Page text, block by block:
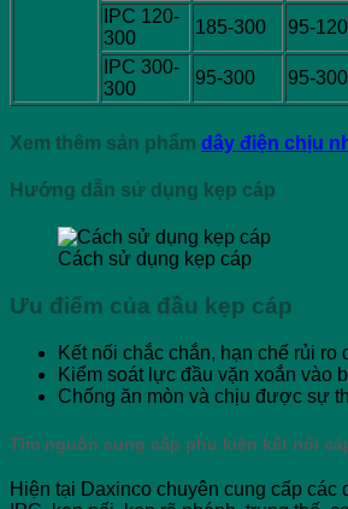
IPC 120-
300
185-300 95-120
IPC 300-
300
95-300 95-300
Xem thêm sản phẩm dây điện chịu
Hướng dẫn sử dụng kẹp cáp
Cách sử dụng kẹp cáp
Ưu điểm của đầu kẹp cáp
Kết nối chắc chắn, hạn chế rủi ro
Kiểm soát lực đầu vặn xoắn vào
Chống ăn mòn và chịu được sự
Tìm nguồn cung cấp phụ kiện kết nối
Hiện tại Daxinco chuyên cung cấp các